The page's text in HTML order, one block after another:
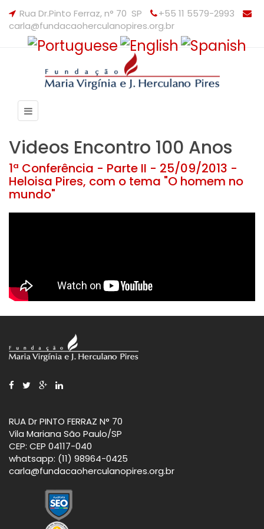
Rua Dr.Pinto Ferraz, n° 70 SP
+55 11 5579-2993
carla@fundacaoherculanopires.org.br
Videos Encontro 100 Anos
1ª Conferência - Parte II - 25/09/2013 -
Heloisa Pires, com o tema "O homem no
mundo"
RUA Dr PINTO FERRAZ N° 70
Vila Mariana São Paulo/SP
CEP: CEP 04117-040
whatsapp: (11) 98964-0425
carla@fundacaoherculanopires.org.br